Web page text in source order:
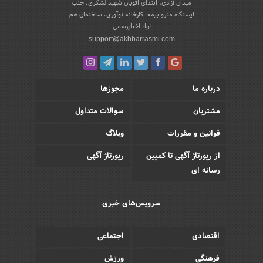
میدان آزادی، ابتدای اتوبان شهید لشکری، جنب
ایستگاه مترو بیمه، کارخانه نوآوری، ساختمان هم
آوا، اخباررسمی
support@akhbarrasmi.com
درباره ما
مجوزها
مشتریان
سوالات متداول
قوانین و مقررات
وبلاگ
از رپورتاژ آگهی تا کمپین
رسانه ای
رپورتاژ آگهی
سرویس‌های خبری
اقتصادی
اجتماعی
فرهنگی
ورزش